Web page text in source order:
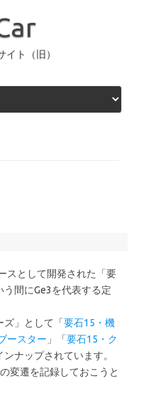
イト（旧）
スとして開発された「要
間にGe3を代表する定
ズ」として「要石15・機
ースター 」「要石15・ク
ンナップされています。
変遷を記録しておこうと